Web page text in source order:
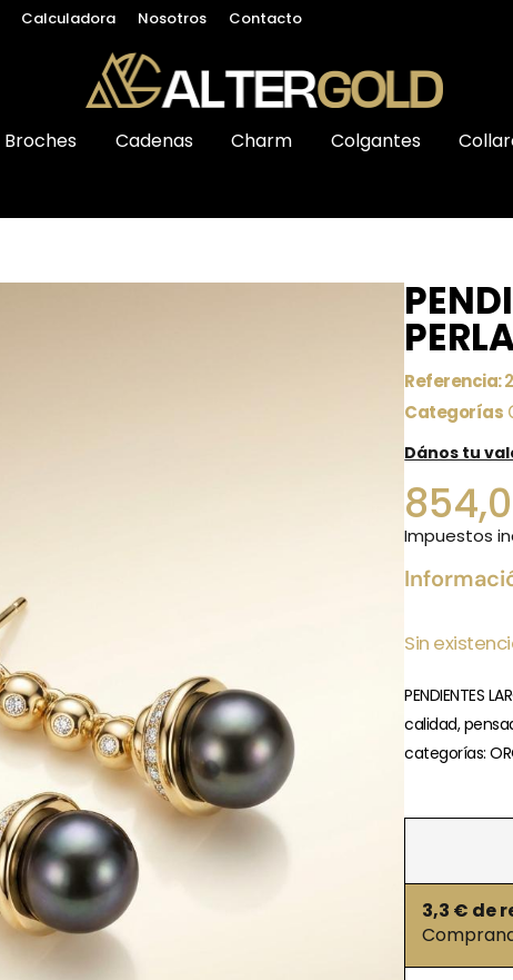
Calculadora Nosotros Contacto
Broches Cadenas Charm Colgantes
Referencia:
Categorías
Dános tu
Impuestos
Sin
PENDIENTES
calidad,
categorías:
3,3 € de